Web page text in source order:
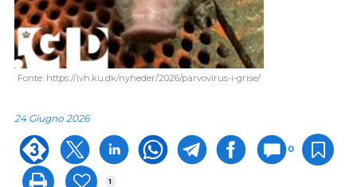
Fonte: https://ivh.ku.dk/nyheder/2026/parvovirus-i-grise/
24 Giugno 2026
0
1